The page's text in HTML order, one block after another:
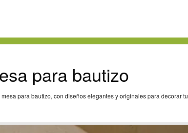
para bautizo
para bautizo, con diseños elegantes y originales para decorar tu